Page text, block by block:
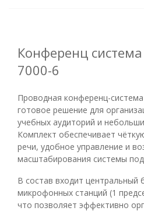
Конференц
7000-6
Проводная конференц-
готовое решение для
учебных аудиторий и
Комплект обеспечивает
речи, удобное управление и
масштабирования системы
В состав входит центральный
микрофонных станций (1
что позволяет эффективно